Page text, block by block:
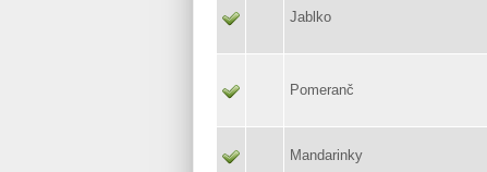
Jablko
Pomeranč
Mandarinky